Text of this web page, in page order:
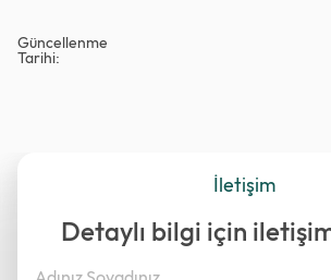
Güncellenme
Tarihi:
İletişim
Detaylı bilgi için